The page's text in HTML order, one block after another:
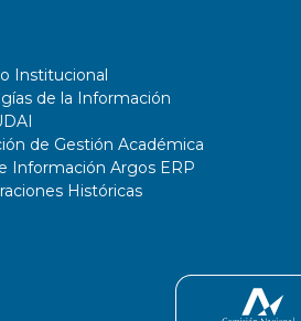
Institucional
de la Información
de Gestión Académica
Información Argos ERP
Históricas